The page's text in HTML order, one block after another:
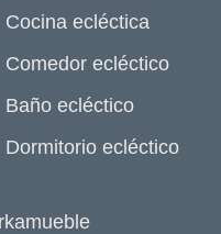
Cocina ecléctica
Comedor ecléctico
Baño ecléctico
Dormitorio ecléctico